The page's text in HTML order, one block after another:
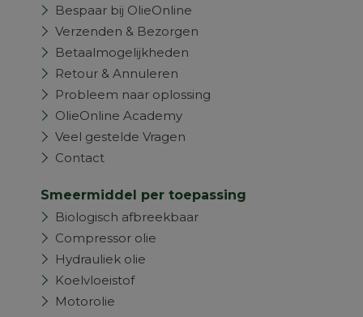
Bespaar bij OlieOnline
Verzenden & Bezorgen
Betaalmogelijkheden
Retour & Annuleren
Probleem naar oplossing
OlieOnline Academy
Veel gestelde Vragen
Contact
Smeermiddel per toepassing
Biologisch afbreekbaar
Compressor olie
Hydrauliek olie
Koelvloeistof
Motorolie